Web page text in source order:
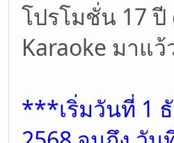
โปรโมชั่น 17 ปี
Karaoke มาแว้
***เริ่มวันที่ 1